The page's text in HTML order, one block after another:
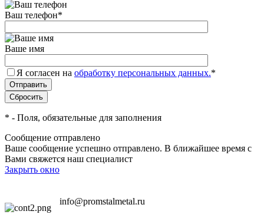
Ваш телефон*
Ваше имя
Я согласен на обработку персональных данных.*
* - Поля, обязательные для заполнения
Сообщение отправлено
Ваше сообщение успешно отправлено. В ближайшее время с
Вами свяжется наш специалист
Закрыть окно
info@promstalmetal.ru